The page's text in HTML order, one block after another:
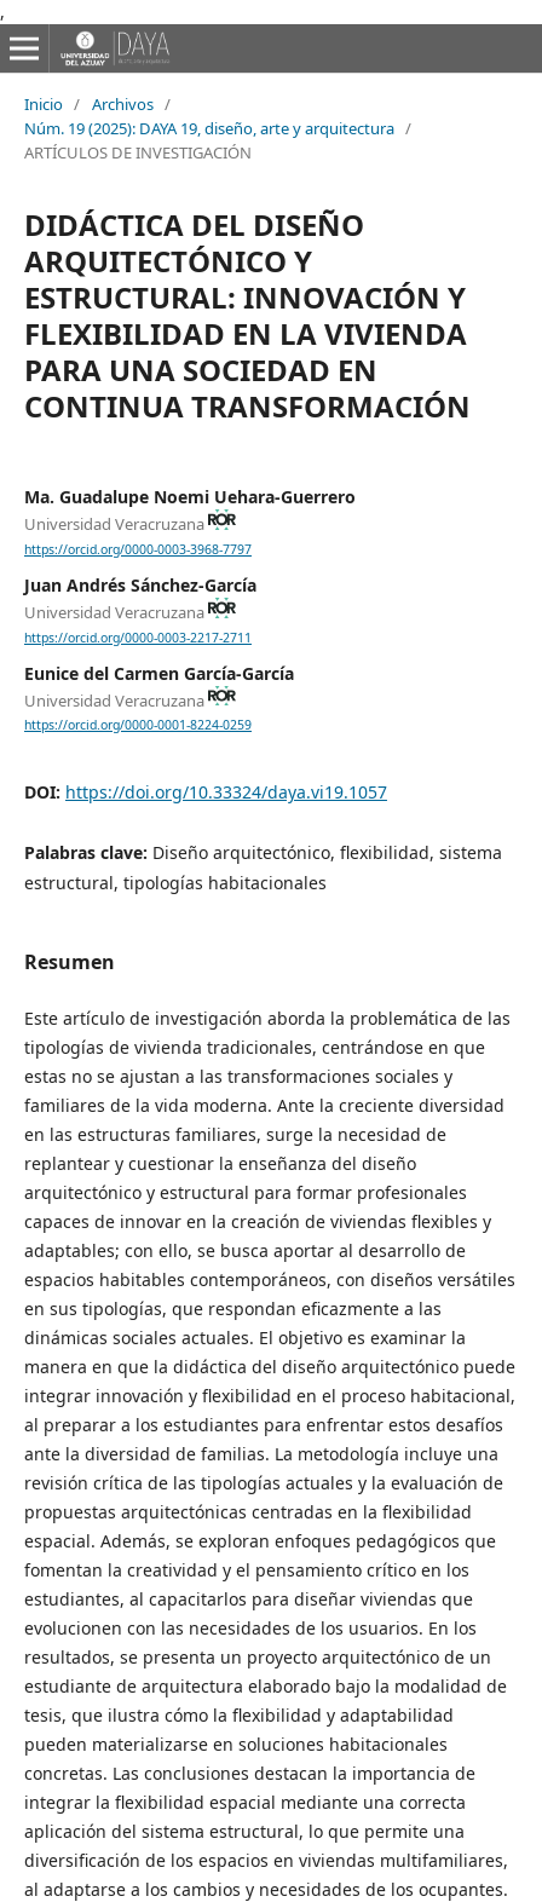
,
Inicio / Archivos /
Núm. 19 (2025): DAYA 19, diseño, arte y arquitectura /
ARTÍCULOS DE INVESTIGACIÓN
DIDÁCTICA DEL DISEÑO
ARQUITECTÓNICO Y
ESTRUCTURAL: INNOVACIÓN Y
FLEXIBILIDAD EN LA VIVIENDA
PARA UNA SOCIEDAD EN
CONTINUA TRANSFORMACIÓN
Ma. Guadalupe Noemi Uehara-Guerrero
Universidad Veracruzana
https://orcid.org/0000-0003-3968-7797
Juan Andrés Sánchez-García
Universidad Veracruzana
https://orcid.org/0000-0003-2217-2711
Eunice del Carmen García-García
Universidad Veracruzana
https://orcid.org/0000-0001-8224-0259
DOI: https://doi.org/10.33324/daya.vi19.1057
Palabras clave: Diseño arquitectónico, flexibilidad, sistema
estructural, tipologías habitacionales
Resumen
Este artículo de investigación aborda la problemática de las
tipologías de vivienda tradicionales, centrándose en que
estas no se ajustan a las transformaciones sociales y
familiares de la vida moderna. Ante la creciente diversidad
en las estructuras familiares, surge la necesidad de
replantear y cuestionar la enseñanza del diseño
arquitectónico y estructural para formar profesionales
capaces de innovar en la creación de viviendas flexibles y
adaptables; con ello, se busca aportar al desarrollo de
espacios habitables contemporáneos, con diseños versátiles
en sus tipologías, que respondan eficazmente a las
dinámicas sociales actuales. El objetivo es examinar la
manera en que la didáctica del diseño arquitectónico puede
integrar innovación y flexibilidad en el proceso habitacional,
al preparar a los estudiantes para enfrentar estos desafíos
ante la diversidad de familias. La metodología incluye una
revisión crítica de las tipologías actuales y la evaluación de
propuestas arquitectónicas centradas en la flexibilidad
espacial. Además, se exploran enfoques pedagógicos que
fomentan la creatividad y el pensamiento crítico en los
estudiantes, al capacitarlos para diseñar viviendas que
evolucionen con las necesidades de los usuarios. En los
resultados, se presenta un proyecto arquitectónico de un
estudiante de arquitectura elaborado bajo la modalidad de
tesis, que ilustra cómo la flexibilidad y adaptabilidad
pueden materializarse en soluciones habitacionales
concretas. Las conclusiones destacan la importancia de
integrar la flexibilidad espacial mediante una correcta
aplicación del sistema estructural, lo que permite una
diversificación de los espacios en viviendas multifamiliares,
al adaptarse a los cambios y necesidades de los ocupantes.